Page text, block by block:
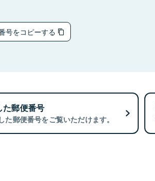
号をコピーする
た郵便番号
た郵便番号をご覧いただけます。